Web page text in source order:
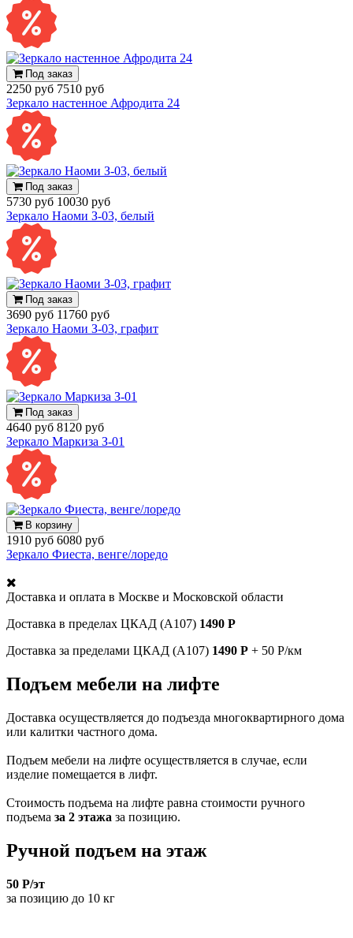
Под заказ
2250 руб 7510 руб
Зеркало настенное Афродита 24
Под заказ
5730 руб 10030 руб
Зеркало Наоми З-03, белый
Под заказ
3690 руб 11760 руб
Зеркало Наоми З-03, графит
Под заказ
4640 руб 8120 руб
Зеркало Маркиза З-01
В корзину
1910 руб 6080 руб
Зеркало Фиеста, венге/лоредо
Доставка и оплата в Москве и Московской области
Доставка в пределах ЦКАД (А107) 1490 Р
Доставка за пределами ЦКАД (А107) 1490 Р + 50 Р/км
Подъем мебели на лифте
Доставка осуществляется до подъезда многоквартирного дома
или калитки частного дома.
Подъем мебели на лифте осуществляется в случае, если
изделие помещается в лифт.
Стоимость подъема на лифте равна стоимости ручного
подъема за 2 этажа за позицию.
Ручной подъем на этаж
50 Р/эт
за позицию до 10 кг